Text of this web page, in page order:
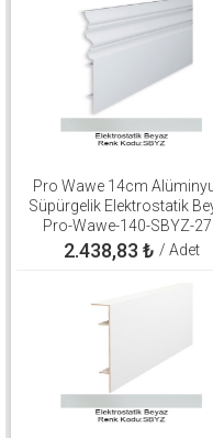
Pro Wawe 14cm
Süpürgelik Elektrostatik
Pro-Wawe-140-SBYZ-
2.438,83 ₺ / Adet